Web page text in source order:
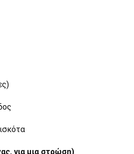
για μια στρώση)